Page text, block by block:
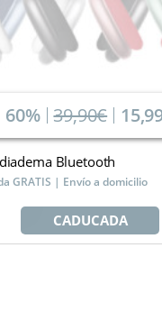
60% 39,90€
Bluetooth
GRATIS | Envío a domicilio
CADUCADA